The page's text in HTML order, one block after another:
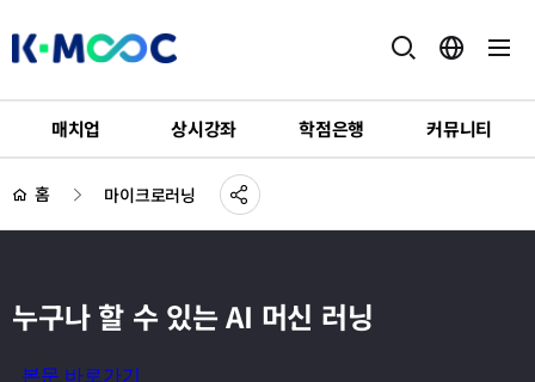
K-
매치업 상시강좌 학점은행 커뮤니티
하
위
메
홈 마이크로러닝
공
유
하
기
누구나 할 수 있는 AI 머신 러닝